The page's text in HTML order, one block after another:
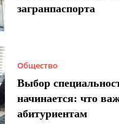
загранпаспорта
Общество
Выбор
начинается: что
абитуриентам